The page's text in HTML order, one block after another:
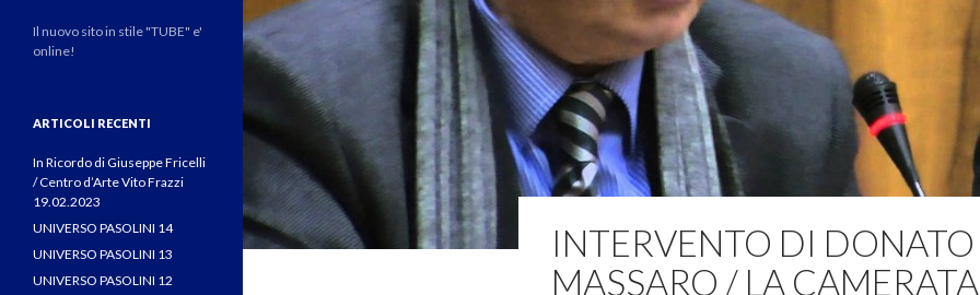
INTERVENTO DI DONATO
MASSARO / LA
Il nuovo sito in stile "TUBE" e'
online!
ARTICOLI RECENTI
In Ricordo di Giuseppe Fricelli
/ Centro d’Arte Vito Frazzi
19.02.2023
UNIVERSO PASOLINI 14
UNIVERSO PASOLINI 13
UNIVERSO PASOLINI 12